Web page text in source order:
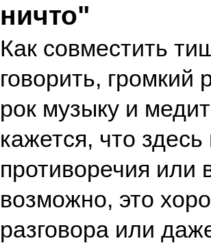
ничто"
Как совместить
говорить, громкий
рок музыку и
кажется, что здесь
противоречия или
возможно, это
разговора или